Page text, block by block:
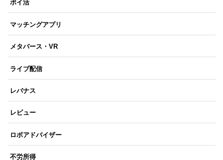
ポイ活
マッチングアプリ
メタバース・VR
ライブ配信
レバナス
レビュー
ロボアドバイザー
不労所得